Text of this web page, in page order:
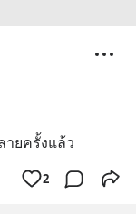
ยครั้งแล้ว
2